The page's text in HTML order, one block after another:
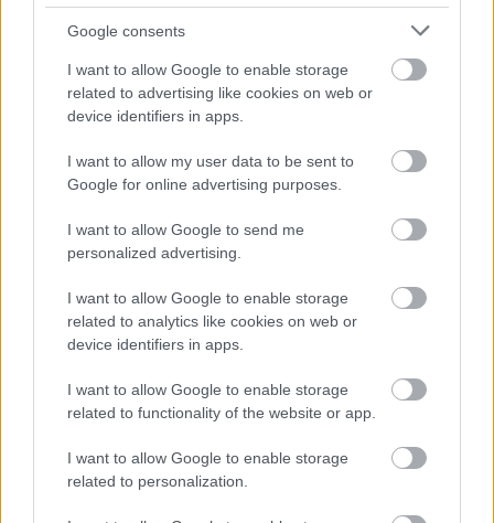
Google consents
I want to allow Google to enable storage
related to advertising like cookies on web or
device identifiers in apps.
I want to allow my user data to be sent to
Google for online advertising purposes.
I want to allow Google to send me
personalized advertising.
I want to allow Google to enable storage
related to analytics like cookies on web or
device identifiers in apps.
I want to allow Google to enable storage
related to functionality of the website or app.
I want to allow Google to enable storage
related to personalization.
Paks II.: Mit jelent az 5. blokk új
árnyékában?
HÍRLEVÉL